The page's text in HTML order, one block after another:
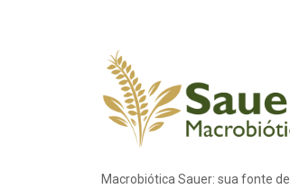
Macrobiótica Sauer: sua fonte de